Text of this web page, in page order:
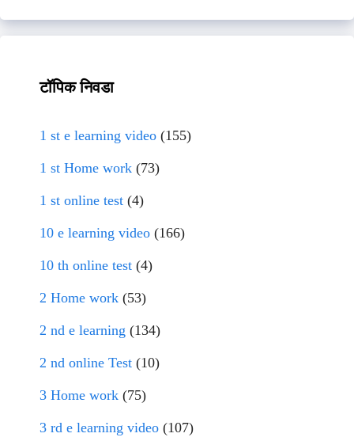
टॉपिक निवडा
1 st e learning video (155)
1 st Home work (73)
1 st online test (4)
10 e learning video (166)
10 th online test (4)
2 Home work (53)
2 nd e learning (134)
2 nd online Test (10)
3 Home work (75)
3 rd e learning video (107)